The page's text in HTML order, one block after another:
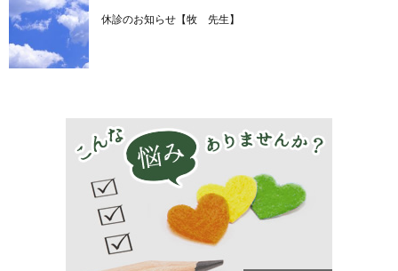
休診のお知らせ【牧 先生】